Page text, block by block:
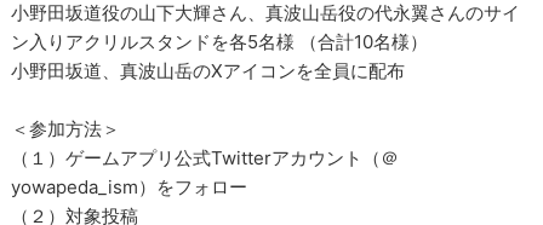
小野田坂道役の山下大輝さん、真波山岳役の代永翼さんのサイ
ン入りアクリルスタンドを各5名様 （合計10名様）
小野田坂道、真波山岳のXアイコンを全員に配布
＜参加方法＞
（１）ゲームアプリ公式Twitterアカウント（＠
yowapeda_ism）をフォロー
（２）対象投稿